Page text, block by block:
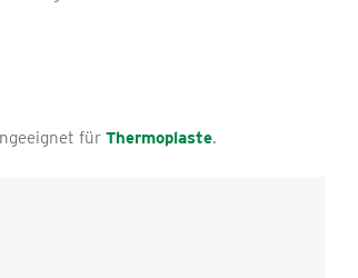
für Thermoplaste.